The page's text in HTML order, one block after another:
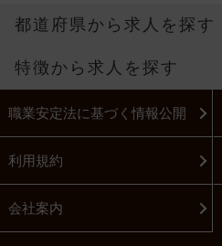
都道府県から求人を探す
特徴から求人を探す
職業安定法に基づく情報公開
利用規約
会社案内